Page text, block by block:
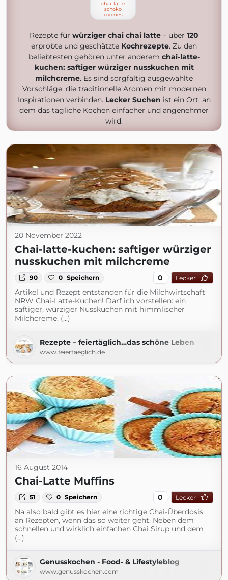
chai-latte
schoko
cookies
Rezepte für würziger chai chai latte – über 120
erprobte und geschätzte Kochrezepte. Zu den
beliebtesten gehören unter anderem chai-latte-
kuchen: saftiger würziger nusskuchen mit
milchcreme. Es sind sorgfältig ausgewählte
Vorschläge, die traditionelle Aromen mit modernen
Inspirationen verbinden. Lecker Suchen ist ein Ort, an
dem das tägliche Kochen einfacher und angenehmer
wird.
20 November 2022
Chai-latte-kuchen: saftiger würziger
nusskuchen mit milchcreme
90 0 Speichern 0 Lecker
Artikel und Rezept entstanden für die Milchwirtschaft
NRW Chai-Latte-Kuchen! Darf ich vorstellen: ein
saftiger, würziger Nusskuchen mit himmlischer
Milchcreme. (...)
Rezepte – feiertäglich…das schöne Leben
www.feiertaeglich.de
16 August 2014
Chai-Latte Muffins
51 0 Speichern 0 Lecker
Na also bald gibt es hier eine richtige Chai-Überdosis
an Rezepten, wenn das so weiter geht. Neben dem
schnellen und wirklich einfachen Chai Sirup und dem
(...)
Genusskochen - Food- & Lifestyleblog
www.genusskochen.com